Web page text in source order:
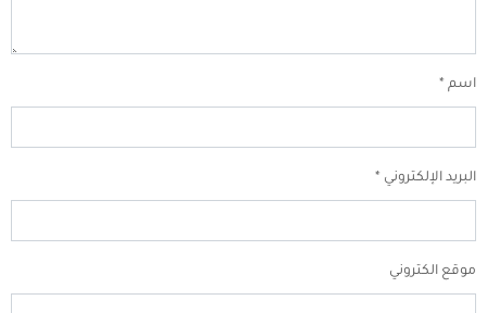
اسم *
البريد الإلكتروني *
موقع الكتروني